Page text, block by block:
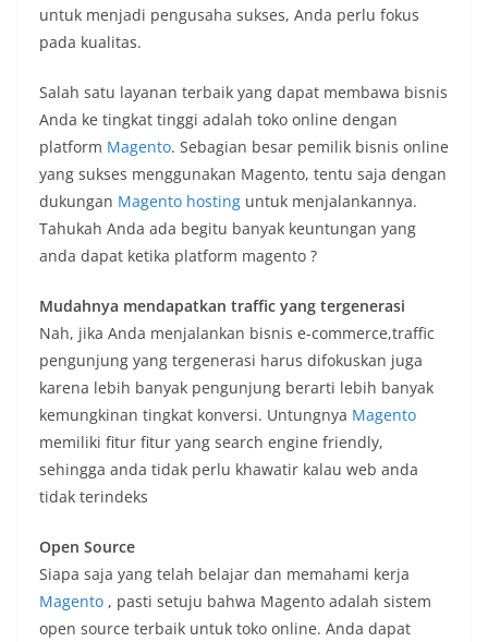
untuk menjadi pengusaha sukses, Anda perlu fokus
pada kualitas.
Salah satu layanan terbaik yang dapat membawa bisnis
Anda ke tingkat tinggi adalah toko online dengan
platform Magento. Sebagian besar pemilik bisnis online
yang sukses menggunakan Magento, tentu saja dengan
dukungan Magento hosting untuk menjalankannya.
Tahukah Anda ada begitu banyak keuntungan yang
anda dapat ketika platform magento ?
Mudahnya mendapatkan traffic yang tergenerasi
Nah, jika Anda menjalankan bisnis e-commerce,traffic
pengunjung yang tergenerasi harus difokuskan juga
karena lebih banyak pengunjung berarti lebih banyak
kemungkinan tingkat konversi. Untungnya Magento
memiliki fitur fitur yang search engine friendly,
sehingga anda tidak perlu khawatir kalau web anda
tidak terindeks
Open Source
Siapa saja yang telah belajar dan memahami kerja
Magento , pasti setuju bahwa Magento adalah sistem
open source terbaik untuk toko online. Anda dapat